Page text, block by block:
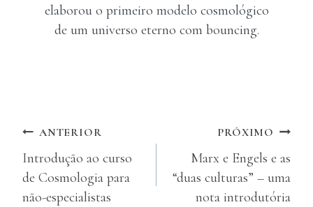
elaborou o primeiro modelo cosmológico
de um universo eterno com bouncing.
Navegação
de
Post
ANTERIOR
Introdução ao curso
de Cosmologia para
não-especialistas
PRÓXIMO
Marx e Engels e as
“duas culturas” – uma
nota introdutória